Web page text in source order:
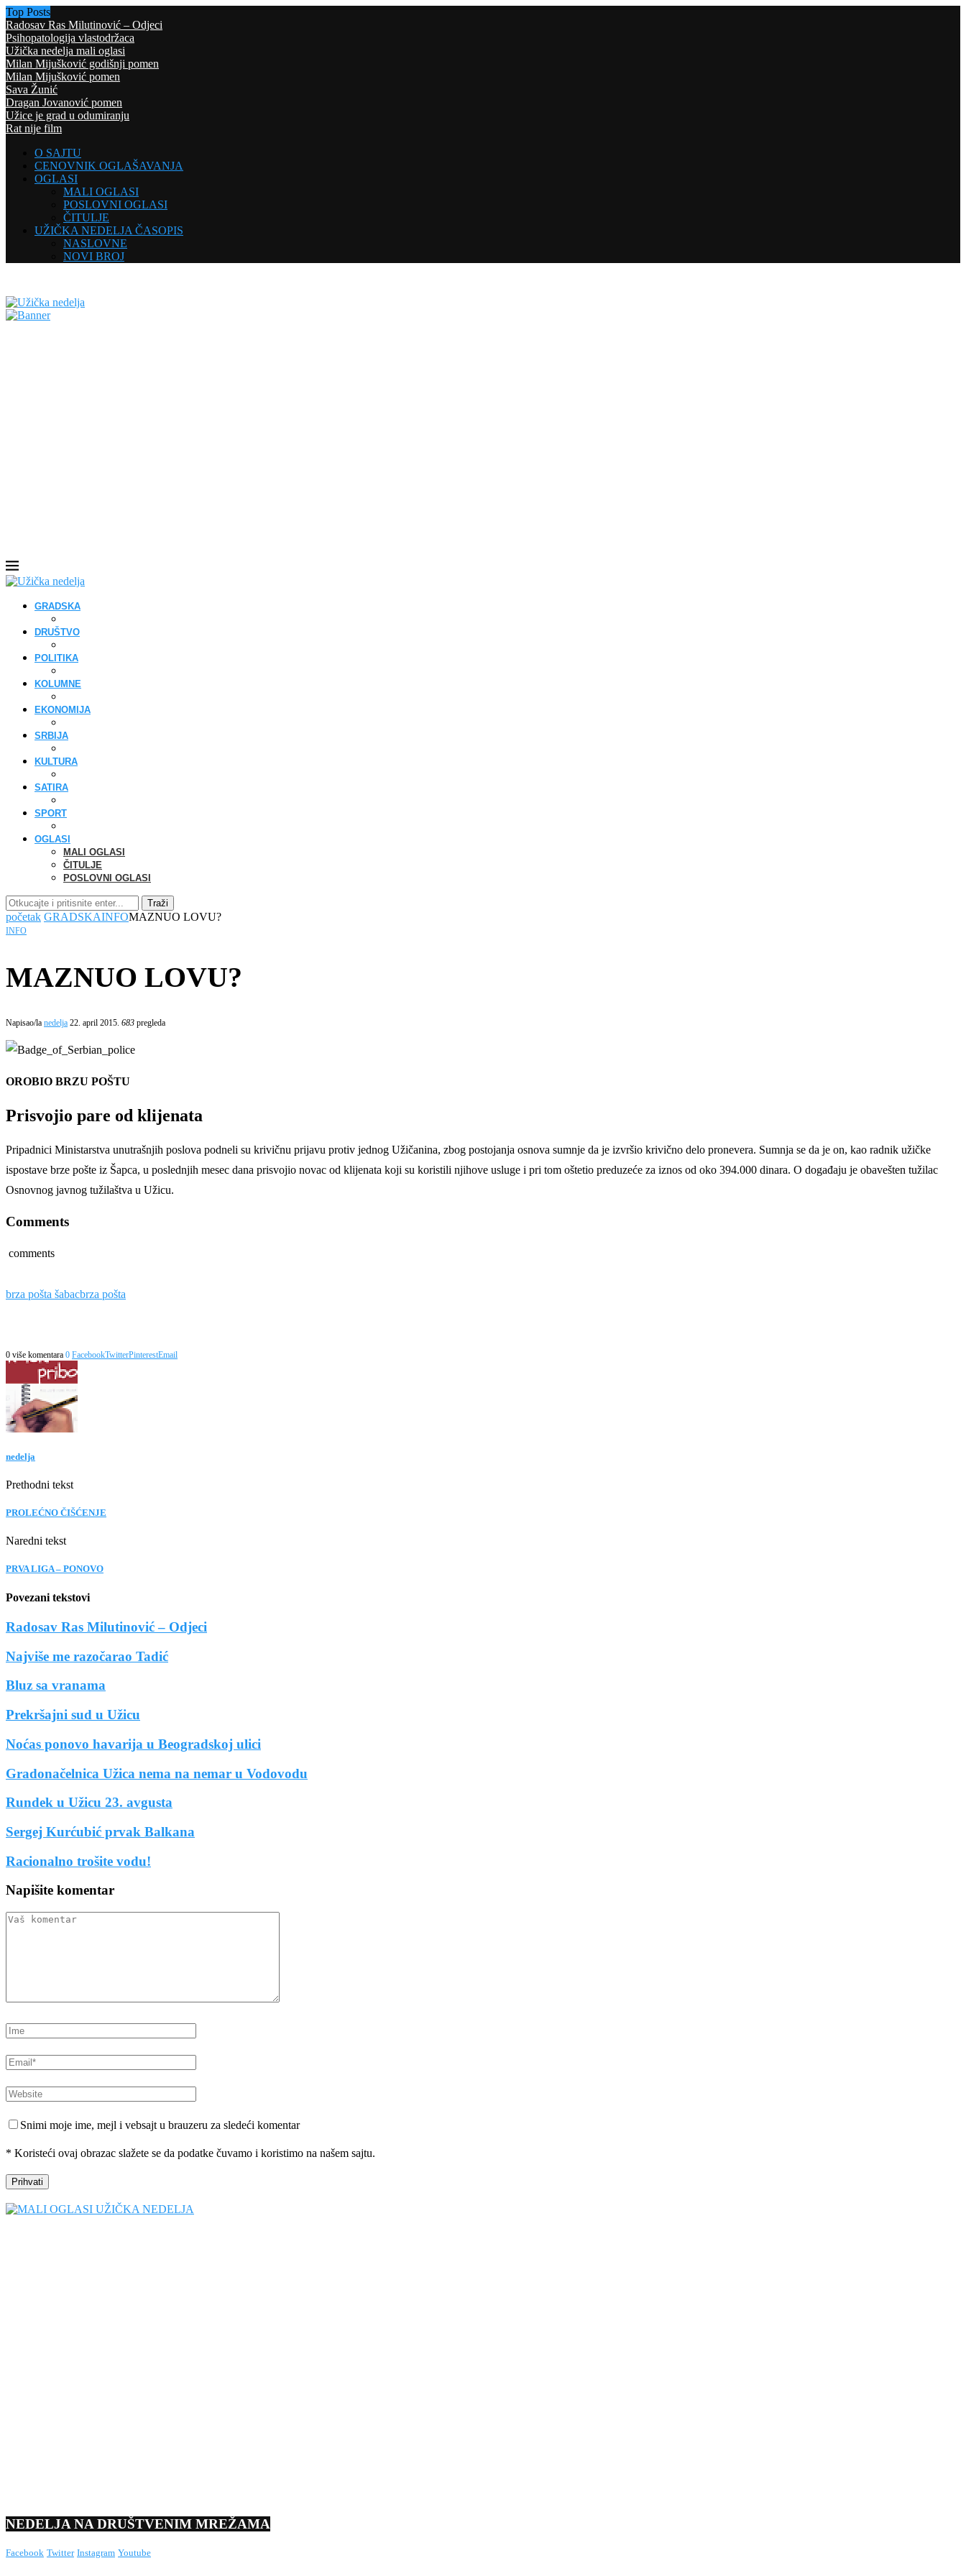
Top Posts
Radosav Ras Milutinović – Odjeci
Psihopatologija vlastodržaca
Užička nedelja mali oglasi
Milan Mijušković godišnji pomen
Milan Mijušković pomen
Sava Žunić
Dragan Jovanović pomen
Užice je grad u odumiranju
Rat nije film
O SAJTU
CENOVNIK OGLAŠAVANJA
OGLASI
MALI OGLASI
POSLOVNI OGLASI
ČITULJE
UŽIČKA NEDELJA ČASOPIS
NASLOVNE
NOVI BROJ
GRADSKA
DRUŠTVO
POLITIKA
KOLUMNE
EKONOMIJA
SRBIJA
KULTURA
SATIRA
SPORT
OGLASI
MALI OGLASI
ČITULJE
POSLOVNI OGLASI
Traži
početak GRADSKAINFOMAZNUO LOVU?
INFO
MAZNUO LOVU?
Napisao/la nedelja 22. april 2015. 683 pregleda
OROBIO BRZU POŠTU
Prisvojio pare od klijenata
Pripadnici Ministarstva unutrašnjih poslova podneli su krivičnu prijavu protiv jednog Užičanina, zbog postojanja osnova sumnje da je izvršio krivično delo pronevera. Sumnja se da je on, kao radnik užičke
ispostave brze pošte iz Šapca, u poslednjih mesec dana prisvojio novac od klijenata koji su koristili njihove usluge i pri tom oštetio preduzeće za iznos od oko 394.000 dinara. O događaju je obavešten tužilac
Osnovnog javnog tužilaštva u Užicu.
Comments
comments
brza pošta šabacbrza pošta
0 više komentara 0 FacebookTwitterPinterestEmail
nedelja
Prethodni tekst
PROLEĆNO ČIŠĆENJE
Naredni tekst
PRVA LIGA – PONOVO
Povezani tekstovi
Radosav Ras Milutinović – Odjeci
Najviše me razočarao Tadić
Bluz sa vranama
Prekršajni sud u Užicu
Noćas ponovo havarija u Beogradskoj ulici
Gradonačelnica Užica nema na nemar u Vodovodu
Rundek u Užicu 23. avgusta
Sergej Kurćubić prvak Balkana
Racionalno trošite vodu!
Napišite komentar
Snimi moje ime, mejl i vebsajt u brauzeru za sledeći komentar
* Koristeći ovaj obrazac slažete se da podatke čuvamo i koristimo na našem sajtu.
NEDELJA NA DRUŠTVENIM MREŽAMA
Facebook Twitter Instagram Youtube